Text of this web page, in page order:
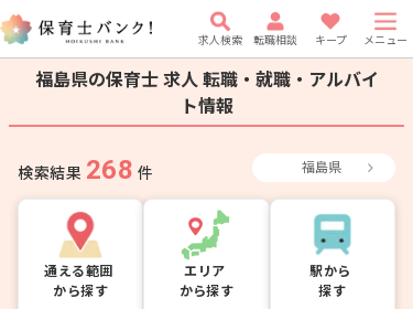
求人検索 転職相談 キープ メニュー
福島県の保育士 求人 転職・就職・アルバイ
ト情報
検索結果 268 件 福島県
通える範囲
から探す
エリア
から探す
駅から
探す